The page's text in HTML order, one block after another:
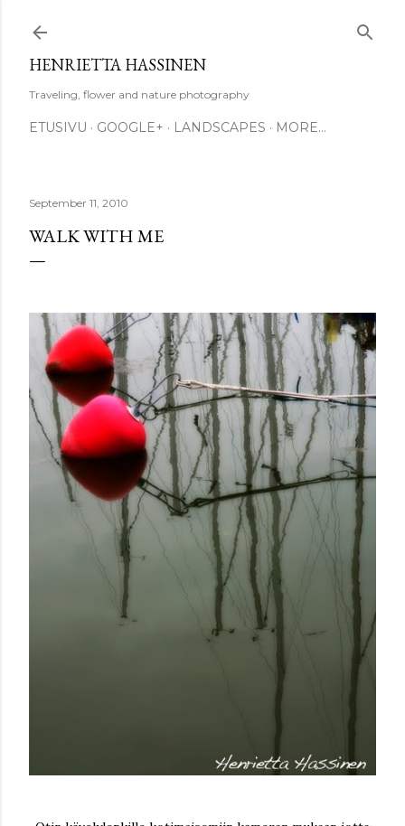
HENRIETTA HASSINEN
Traveling, flower and nature photography
ETUSIVU GOOGLE+ LANDSCAPES MORE…
September 11, 2010
WALK WITH ME